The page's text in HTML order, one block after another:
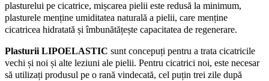
plasturelui pe cicatrice, mișcarea pielii este redusă la minimum,
plasturele menține umiditatea naturală a pielii, care menține
cicatricea hidratată și îmbunătățește capacitatea de regenerare.
Plasturii LIPOELASTIC sunt concepuți pentru a trata cicatricile
vechi și noi și alte leziuni ale pielii. Pentru cicatrici noi, este necesar
să utilizați produsul pe o rană vindecată, cel puțin trei zile după